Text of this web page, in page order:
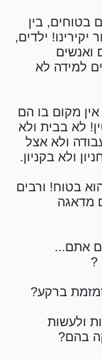
בטוחים, בין
יקירינו! ילדים,
ואנשים
למידה לא
מקום בו הם
לא בבית ולא
ולא אצל
ולא בקניון.
בטוח! ורבים
מדאגה
אתם...
?
ברקע?
ולעשות
בהם?